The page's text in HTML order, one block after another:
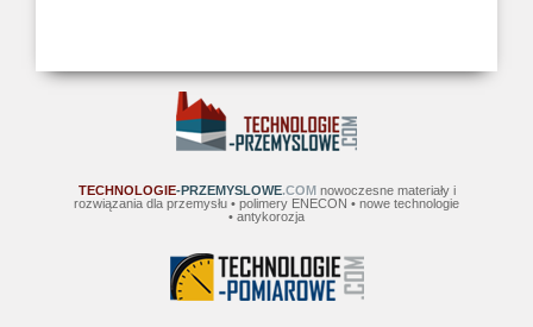
TECHNOLOGIE-PRZEMYSLOWE.COM nowoczesne materiały i
rozwiązania dla przemysłu • polimery ENECON • nowe technologie
• antykorozja